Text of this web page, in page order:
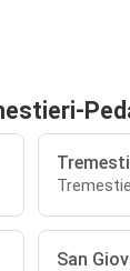
San